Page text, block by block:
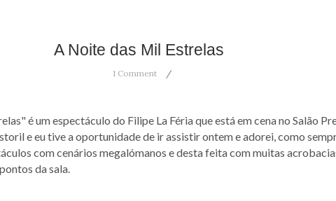
A Noite das Mil Estrelas
1 Comment
é um espectáculo do Filipe La Féria que está em cena no Salão
e eu tive a oportunidade de ir assistir ontem e adorei, como
com cenários megalómanos e desta feita com muitas
da sala.